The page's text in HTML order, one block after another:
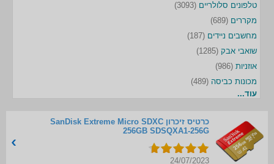
טלפונים סלולריים(3093)
מקררים(689)
מחשבים ניידים(187)
שואבי אבק(1285)
אוזניות(986)
מכונות כביסה(489)
עוד...
כרטיס זיכרון SanDisk Extreme Micro SDXC
256GB SDSQXA1-256G
24/07/2023